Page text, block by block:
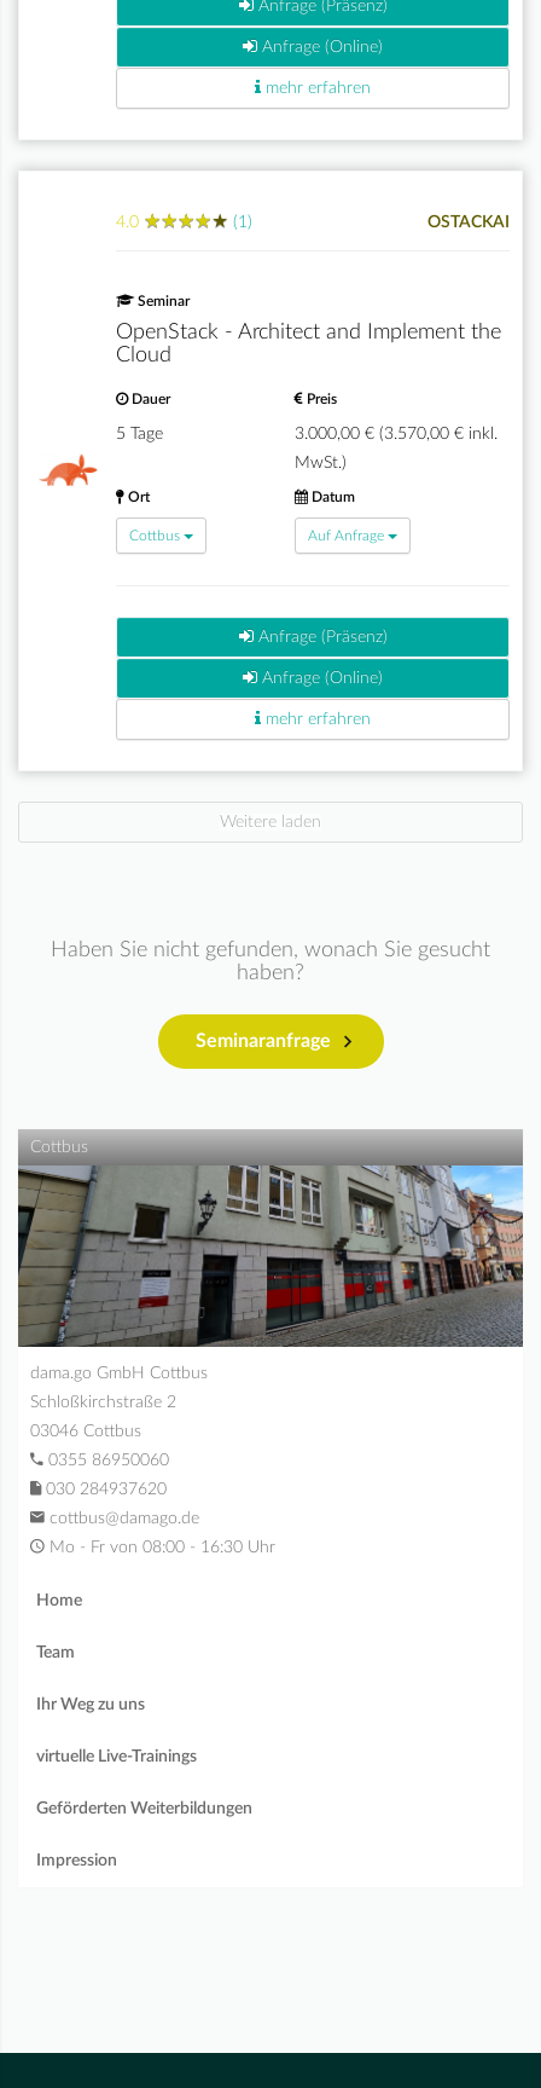
Anfrage (Präsenz)
Anfrage (Online)
mehr erfahren
4.0 ★★★★★
★★★★★ (1) OSTACKAI
Seminar
OpenStack - Architect and Implement the
Cloud
Dauer
5 Tage
Preis
3.000,00 € (3.570,00 € inkl.
MwSt.)
Ort
Cottbus
Datum
Auf Anfrage
Anfrage (Präsenz)
Anfrage (Online)
mehr erfahren
Weitere laden
Haben Sie nicht gefunden, wonach Sie gesucht
haben?
Seminaranfrage
Cottbus
dama.go GmbH Cottbus
Schloßkirchstraße 2
03046 Cottbus
0355 86950060
030 284937620
cottbus@damago.de
Mo - Fr von 08:00 - 16:30 Uhr
Home
Team
Ihr Weg zu uns
virtuelle Live-Trainings
Geförderten Weiterbildungen
Impression